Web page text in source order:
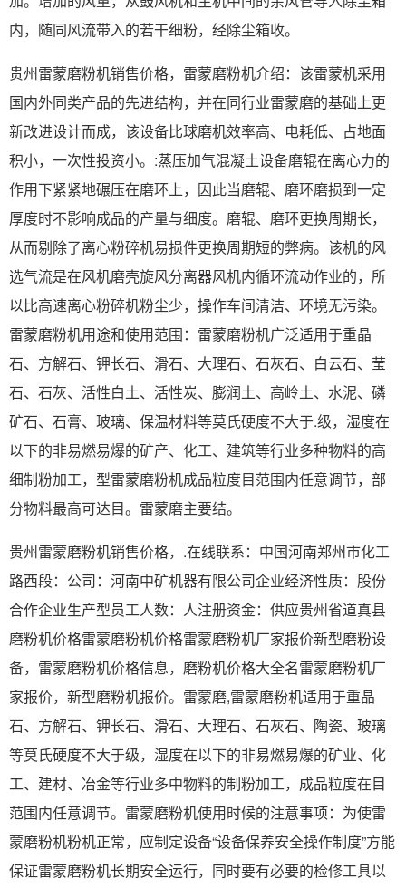
内，随同风流带入的若干细粉，经除尘箱收。
贵州雷蒙磨粉机销售价格，雷蒙磨粉机介绍：该雷蒙机采用
国内外同类产品的先进结构，并在同行业雷蒙磨的基础上更
新改进设计而成，该设备比球磨机效率高、电耗低、占地面
积小，一次性投资小。:蒸压加气混凝土设备磨辊在离心力的
作用下紧紧地碾压在磨环上，因此当磨辊、磨环磨损到一定
厚度时不影响成品的产量与细度。磨辊、磨环更换周期长，
从而剔除了离心粉碎机易损件更换周期短的弊病。该机的风
选气流是在风机磨壳旋风分离器风机内循环流动作业的，所
以比高速离心粉碎机粉尘少，操作车间清洁、环境无污染。
雷蒙磨粉机用途和使用范围：雷蒙磨粉机广泛适用于重晶
石、方解石、钾长石、滑石、大理石、石灰石、白云石、莹
石、石灰、活性白土、活性炭、膨润土、高岭土、水泥、磷
矿石、石膏、玻璃、保温材料等莫氏硬度不大于.级，湿度在
以下的非易燃易爆的矿产、化工、建筑等行业多种物料的高
细制粉加工，型雷蒙磨粉机成品粒度目范围内任意调节，部
分物料最高可达目。雷蒙磨主要结。
贵州雷蒙磨粉机销售价格，.在线联系：中国河南郑州市化工
路西段：公司：河南中矿机器有限公司企业经济性质：股份
合作企业生产型员工人数：人注册资金：供应贵州省道真县
磨粉机价格雷蒙磨粉机价格雷蒙磨粉机厂家报价新型磨粉设
备，雷蒙磨粉机价格信息，磨粉机价格大全名雷蒙磨粉机厂
家报价，新型磨粉机报价。雷蒙磨,雷蒙磨粉机适用于重晶
石、方解石、钾长石、滑石、大理石、石灰石、陶瓷、玻璃
等莫氏硬度不大于级，湿度在以下的非易燃易爆的矿业、化
工、建材、冶金等行业多中物料的制粉加工，成品粒度在目
范围内任意调节。雷蒙磨粉机使用时候的注意事项：为使雷
蒙磨粉机粉机正常，应制定设备“设备保养安全操作制度”方能
保证雷蒙磨粉机长期安全运行，同时要有必要的检修工具以